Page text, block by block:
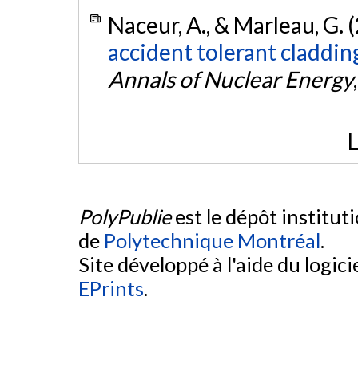
Naceur, A., & Marleau, G.
accident tolerant
Annals of Nuclear Energy
PolyPublieest le dépôt
de Polytechnique Montréal.
Site développé à l'aide du
EPrints.